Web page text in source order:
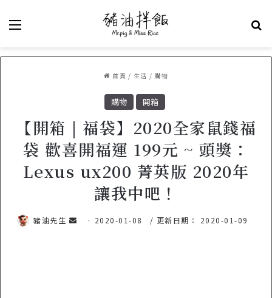
首頁 / 生活 / 購物
購物 開箱
【開箱 | 福袋】2020全家鼠錢福
袋 歡喜開福運 199元 ~ 頭獎：
Lexus ux200 菁英版 2020年
讓我中吧！
豬油先生 2020-01-08 / 更新日期： 2020-01-09